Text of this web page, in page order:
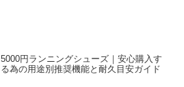
5000円ランニングシューズ｜安心購入す
る為の用途別推奨機能と耐久目安ガイド